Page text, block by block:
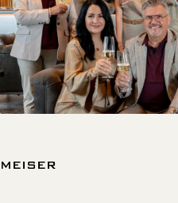
MEISER